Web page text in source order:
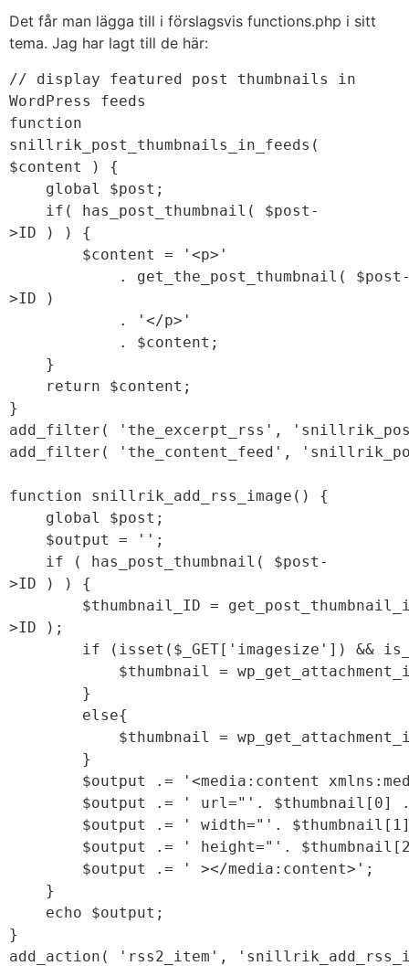
Det får man lägga till i förslagsvis functions.php i sitt
tema. Jag har lagt till de här:
// display featured post thumbnails in
WordPress feeds
function
snillrik_post_thumbnails_in_feeds(
$content ) {
global $post;
if( has_post_thumbnail( $post-
>ID ) ) {
$content = '<p>'
. get_the_post_thumbnail(
>ID )
. '</p>'
. $content;
}
return $content;
}
add_filter( 'the_excerpt_rss',
add_filter( 'the_content_feed',
function snillrik_add_rss_image() {
global $post;
$output = '';
if ( has_post_thumbnail( $post-
>ID ) ) {
$thumbnail_ID =
>ID );
if (isset($_GET['imagesize']) &&
$thumbnail =
}
else{
$thumbnail =
}
$output .= '<media:content
$output .= ' url="'. $thumbnail[0]
$output .= ' width="'.
$output .= ' height="'.
$output .= ' ></media:content>';
}
echo $output;
}
add_action( 'rss2_item',